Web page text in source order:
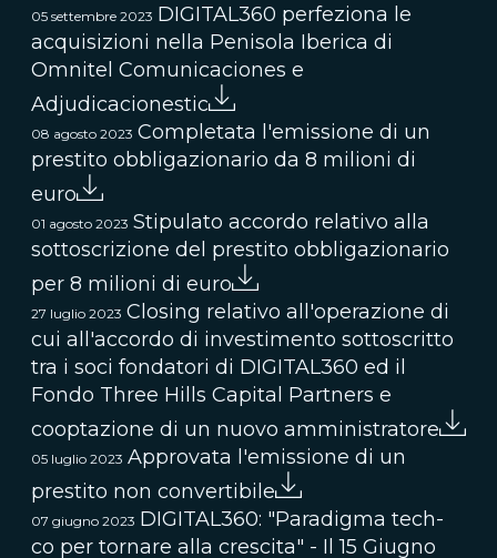
05 settembre 2023 DIGITAL360 perfeziona le
acquisizioni nella Penisola Iberica di
Omnitel Comunicaciones e
Adjudicacionestic
08 agosto 2023 Completata l'emissione di un
prestito obbligazionario da 8 milioni di
euro
01 agosto 2023 Stipulato accordo relativo alla
sottoscrizione del prestito obbligazionario
per 8 milioni di euro
27 luglio 2023 Closing relativo all'operazione di
cui all'accordo di investimento sottoscritto
tra i soci fondatori di DIGITAL360 ed il
Fondo Three Hills Capital Partners e
cooptazione di un nuovo amministratore
05 luglio 2023 Approvata l'emissione di un
prestito non convertibile
07 giugno 2023 DIGITAL360: "Paradigma tech-
co per tornare alla crescita" - Il 15 Giugno